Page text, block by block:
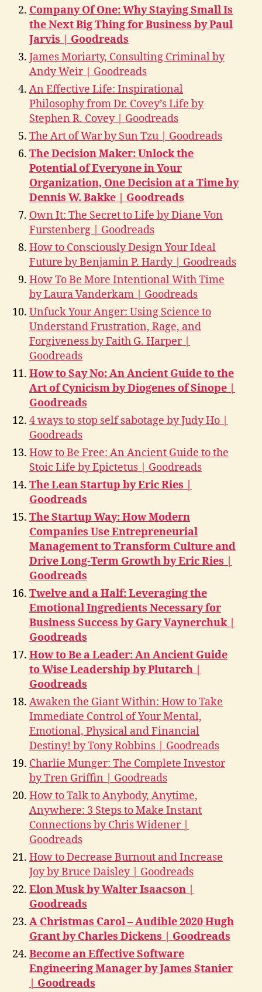
Company Of One: Why Staying Small Is
the Next Big Thing for Business by Paul
Jarvis | Goodreads
James Moriarty, Consulting Criminal by
Andy Weir | Goodreads
An Effective Life: Inspirational
Philosophy from Dr. Covey’s Life by
Stephen R. Covey | Goodreads
The Art of War by Sun Tzu | Goodreads
The Decision Maker: Unlock the
Potential of Everyone in Your
Organization, One Decision at a Time by
Dennis W. Bakke | Goodreads
Own It: The Secret to Life by Diane Von
Furstenberg | Goodreads
How to Consciously Design Your Ideal
Future by Benjamin P. Hardy | Goodreads
How To Be More Intentional With Time
by Laura Vanderkam | Goodreads
Unfuck Your Anger: Using Science to
Understand Frustration, Rage, and
Forgiveness by Faith G. Harper |
Goodreads
How to Say No: An Ancient Guide to the
Art of Cynicism by Diogenes of Sinope |
Goodreads
4 ways to stop self sabotage by Judy Ho |
Goodreads
How to Be Free: An Ancient Guide to the
Stoic Life by Epictetus | Goodreads
The Lean Startup by Eric Ries |
Goodreads
The Startup Way: How Modern
Companies Use Entrepreneurial
Management to Transform Culture and
Drive Long-Term Growth by Eric Ries |
Goodreads
Twelve and a Half: Leveraging the
Emotional Ingredients Necessary for
Business Success by Gary Vaynerchuk |
Goodreads
How to Be a Leader: An Ancient Guide
to Wise Leadership by Plutarch |
Goodreads
Awaken the Giant Within: How to Take
Immediate Control of Your Mental,
Emotional, Physical and Financial
Destiny! by Tony Robbins | Goodreads
Charlie Munger: The Complete Investor
by Tren Griffin | Goodreads
How to Talk to Anybody, Anytime,
Anywhere: 3 Steps to Make Instant
Connections by Chris Widener |
Goodreads
How to Decrease Burnout and Increase
Joy by Bruce Daisley | Goodreads
Elon Musk by Walter Isaacson |
Goodreads
A Christmas Carol – Audible 2020 Hugh
Grant by Charles Dickens | Goodreads
Become an Effective Software
Engineering Manager by James Stanier
| Goodreads